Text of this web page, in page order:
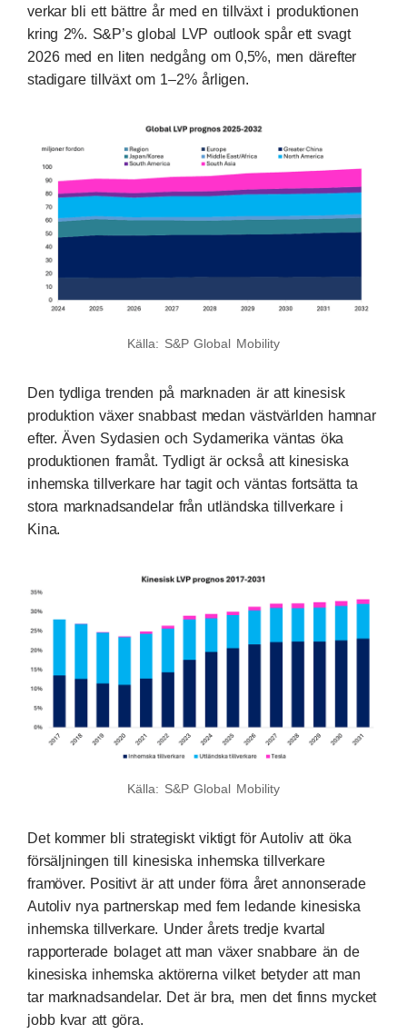
verkar bli ett bättre år med en tillväxt i produktionen
kring 2%. S&P’s global LVP outlook spår ett svagt
2026 med en liten nedgång om 0,5%, men därefter
stadigare tillväxt om 1–2% årligen.
Källa: S&P Global Mobility
Den tydliga trenden på marknaden är att kinesisk
produktion växer snabbast medan västvärlden hamnar
efter. Även Sydasien och Sydamerika väntas öka
produktionen framåt. Tydligt är också att kinesiska
inhemska tillverkare har tagit och väntas fortsätta ta
stora marknadsandelar från utländska tillverkare i
Kina.
Källa: S&P Global Mobility
Det kommer bli strategiskt viktigt för Autoliv att öka
försäljningen till kinesiska inhemska tillverkare
framöver. Positivt är att under förra året annonserade
Autoliv nya partnerskap med fem ledande kinesiska
inhemska tillverkare. Under årets tredje kvartal
rapporterade bolaget att man växer snabbare än de
kinesiska inhemska aktörerna vilket betyder att man
tar marknadsandelar. Det är bra, men det finns mycket
jobb kvar att göra.